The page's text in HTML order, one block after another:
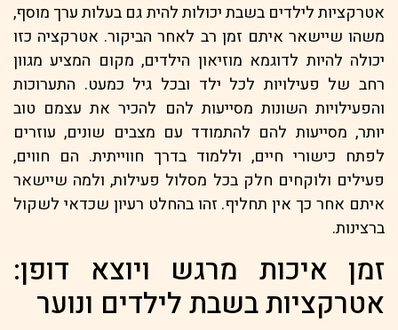
אטרקציות לילדים בשבת יכולות להית גם בעלות ערך מוסף,
משהו שיישאר איתם זמן רב לאחר הביקור. אטרקציה כזו
יכולה להיות לדוגמא מוזיאון הילדים, מקום המציע מגוון
רחב של פעילויות לכל ילד ובכל גיל כמעט. התערוכות
והפעילויות השונות מסייעות להם להכיר את עצמם טוב
יותר, מסייעות להם להתמודד עם מצבים שונים, עוזרים
לפתח כישורי חיים, וללמוד בדרך חווייתית. הם חווים,
פעילים ולוקחים חלק בכל מסלול פעילות, ולמה שיישאר
איתם אחר כך אין תחליף. זהו בהחלט רעיון שכדאי לשקול
ברצינות.
זמן איכות מרגש ויוצא דופן:
אטרקציות בשבת לילדים ונוער